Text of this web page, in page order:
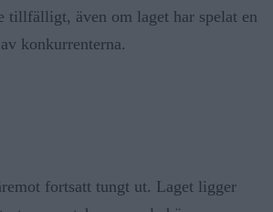
tillfälligt, även om laget har spelat en
konkurrenterna.
fortsatt tungt ut. Laget ligger